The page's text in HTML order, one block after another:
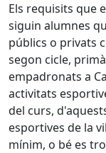
Els requisits que
siguin alumnes
públics o privats
segon cicle,
empadronats a
activitats
del curs,
esportives de la
mínim, o bé es